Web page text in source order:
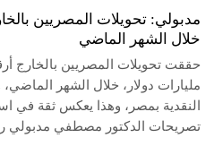
خلال الشهر الماضي
مليارات دولار، خلال الشهر
النقدية بمصر، وهذا يعكس ثقة
تصريحات الدكتور مصطفي مدبولي